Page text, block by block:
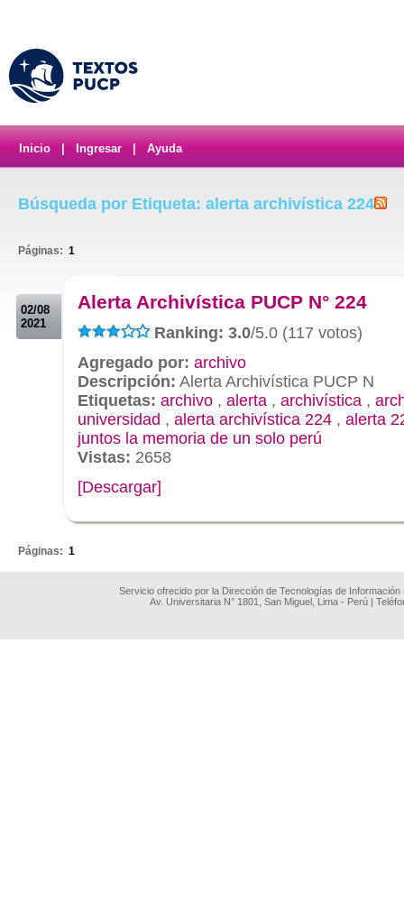
Inicio Ingresar Ayuda
Búsqueda por Etiqueta: alerta archivística 224
Páginas: 1
02/08
2021
Alerta Archivística PUCP N° 224
Ranking: 3.0/5.0 (117 votos)
Agregado por: archivo
Descripción: Alerta Archivística PUCP N
Etiquetas: archivo , alerta , archivística ,
universidad , alerta archivística 224 , alerta
juntos la memoria de un solo perú
Vistas: 2658
[Descargar]
Páginas: 1
Servicio ofrecido por la Dirección de Tecnologías de
Av. Universitaria N° 1801, San Miguel, Lima - Perú |